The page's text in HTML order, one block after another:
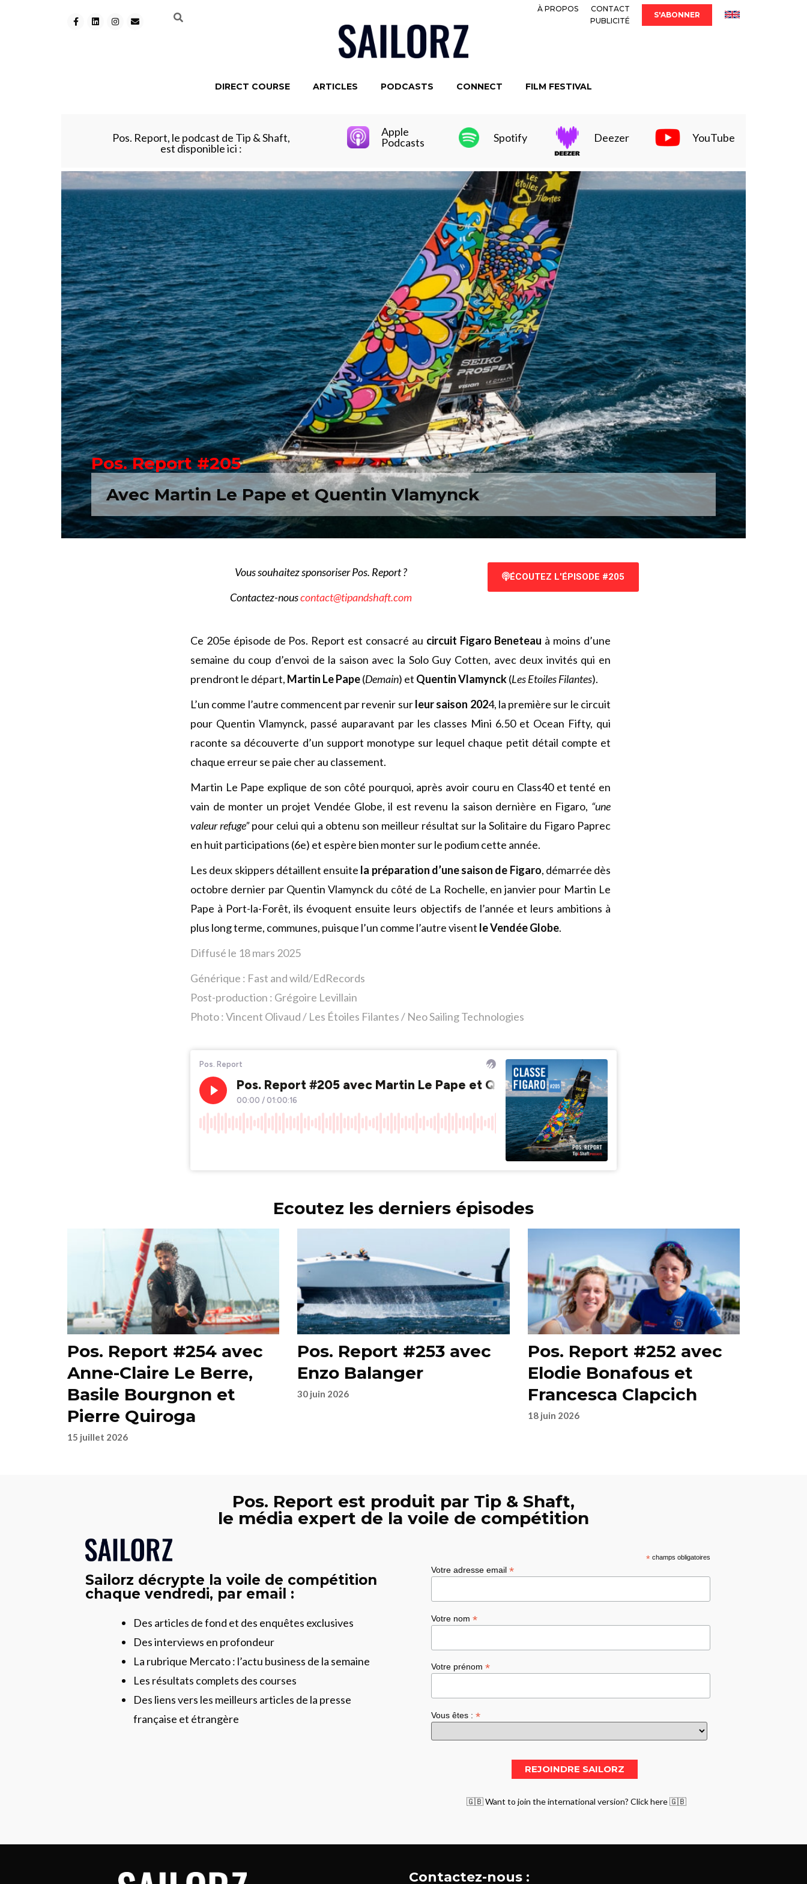
À PROPOS
CONTACT
PUBLICITÉ
S'ABONNER
DIRECT COURSE ARTICLES PODCASTS CONNECT FILM FESTIVAL
Pos. Report, le podcast de Tip & Shaft,
est disponible ici :
Apple
Podcasts
Spotify Deezer YouTube
Pos. Report #205
Avec Martin Le Pape et Quentin Vlamynck
Vous souhaitez sponsoriser Pos. Report ?
Contactez-nouscontact@tipandshaft.com
ÉCOUTEZ L'ÉPISODE #205
Ce 205e épisode de Pos. Report est consacré au circuit Figaro Beneteau à moins d’une
semaine du coup d’envoi de la saison avec la Solo Guy Cotten, avec deux invités qui en
prendront le départ, Martin Le Pape(Demain) et Quentin Vlamynck(Les Etoiles Filantes).
L’un comme l’autre commencent par revenir surleur saison 2024, la première sur le circuit
pour Quentin Vlamynck, passé auparavant par les classes Mini 6.50 et Ocean Fifty, qui
raconte sa découverte d’un support monotype sur lequel chaque petit détail compte et
chaque erreur se paie cher au classement.
Martin Le Pape explique de son côté pourquoi, après avoir couru en Class40 et tenté en
vain de monter un projet Vendée Globe, il est revenu la saison dernière en Figaro, “une
valeur refuge”pour celui qui a obtenu son meilleur résultat sur la Solitaire du Figaro Paprec
en huit participations (6e) et espère bien monter sur le podium cette année.
Les deux skippers détaillent ensuite la préparation d’une saison de Figaro, démarrée dès
octobre dernier par Quentin Vlamynck du côté de La Rochelle, en janvier pour Martin Le
Pape à Port-la-Forêt, ils évoquent ensuite leurs objectifs de l’année et leurs ambitions à
plus long terme, communes, puisque l’un comme l’autre visent le Vendée Globe.
Diffusé le 18 mars 2025
Générique : Fast and wild/EdRecords
Post-production : Grégoire Levillain
Photo : Vincent Olivaud / Les Étoiles Filantes / Neo Sailing Technologies
Ecoutez les derniers épisodes
Pos. Report #254 avec
Anne-Claire Le Berre,
Basile Bourgnon et
Pierre Quiroga
15 juillet 2026
Pos. Report #253 avec
Enzo Balanger
30 juin 2026
Pos. Report #252 avec
Elodie Bonafous et
Francesca Clapcich
18 juin 2026
Pos. Report est produit par Tip & Shaft,
le média expert de la voile de compétition
Sailorz décrypte la voile de compétition
chaque vendredi, par email :
Des articles de fond et des enquêtes exclusives
Des interviews en profondeur
La rubrique Mercato : l’actu business de la semaine
Les résultats complets des courses
Des liens vers les meilleurs articles de la presse
française et étrangère
*champs obligatoires
Votre adresse email *
Votre nom *
Votre prénom *
Vous êtes : *
🇬🇧 Want to join the international version? Click here 🇬🇧
Contactez-nous :